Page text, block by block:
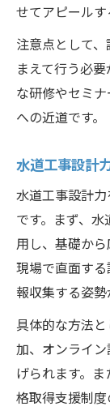
せてアピールす
注意点として
まえて行う必
な研修やセミ
への近道です。
水道工事設計
水道工事設計
です。まず、水
用し、基礎から
現場で直面す
報収集する姿勢
具体的な方法
加、オンライ
げられます。
格取得支援制度